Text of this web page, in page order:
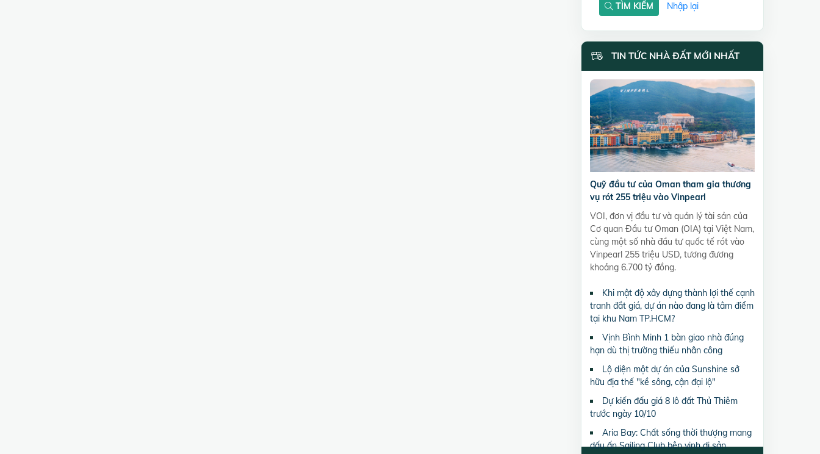
TÌM KIẾM Nhập lại
TIN TỨC NHÀ ĐẤT MỚI NHẤT
Quỹ đầu tư của Oman tham gia thương
vụ rót 255 triệu vào Vinpearl
VOI, đơn vị đầu tư và quản lý tài sản của
Cơ quan Đầu tư Oman (OIA) tại Việt Nam,
cùng một số nhà đầu tư quốc tế rót vào
Vinpearl 255 triệu USD, tương đương
khoảng 6.700 tỷ đồng.
Khi mật độ xây dựng thành lợi thế cạnh
tranh đắt giá, dự án nào đang là tâm điểm
tại khu Nam TP.HCM?
Vịnh Bình Minh 1 bàn giao nhà đúng
hạn dù thị trường thiếu nhân công
Lộ diện một dự án của Sunshine sở
hữu địa thế "kề sông, cận đại lộ"
Dự kiến đấu giá 8 lô đất Thủ Thiêm
trước ngày 10/10
Aria Bay: Chất sống thời thượng mang
dấu ấn Sailing Club bên vịnh di sản